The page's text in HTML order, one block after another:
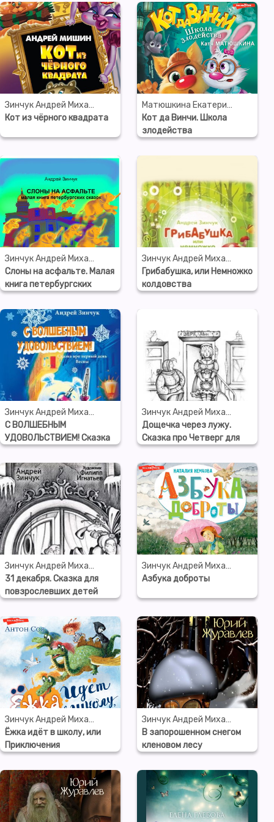
Зинчук Андрей Михайлович
Кот из чёрного квадрата
Матюшкина Екатерина Александровна
Кот да Винчи. Школа
злодейства
Зинчук Андрей Михайлович
Слоны на асфальте. Малая
книга петербургских
сказок
Зинчук Андрей Михайлович
Грибабушка, или Немножко
колдовства
Зинчук Андрей Михайлович
С ВОЛШЕБНЫМ
УДОВОЛЬСТВИЕМ! Сказка
про первый день Весны
Зинчук Андрей Михайлович
Дощечка через лужу.
Сказка про Четверг для
детей и взрослых
Зинчук Андрей Михайлович
31 декабря. Сказка для
повзрослевших детей
(запись по неснятому
фильму)
Зинчук Андрей Михайлович
Азбука доброты
Зинчук Андрей Михайлович
Ёжка идёт в школу, или
Приключения
трёхсотлетней девочки
Зинчук Андрей Михайлович
В запорошенном снегом
кленовом лесу